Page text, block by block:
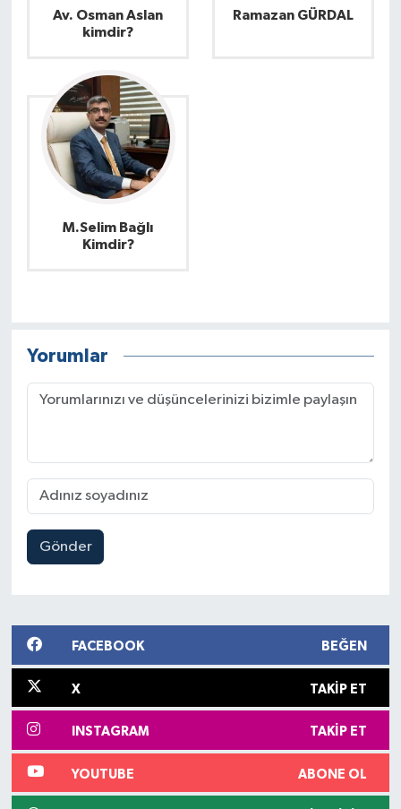
Av. Osman Aslan
kimdir?
Ramazan GÜRDAL
M.Selim Bağlı
Kimdir?
Yorumlar
Gönder
FACEBOOK BEĞEN
X TAKIP ET
INSTAGRAM TAKIP ET
YOUTUBE ABONE OL